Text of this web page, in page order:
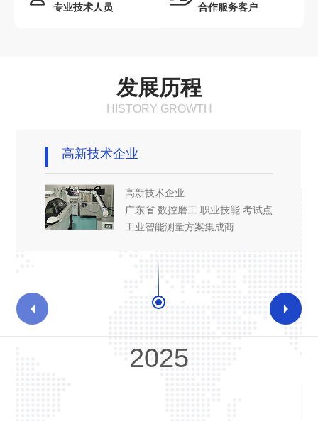
专业技术人员 合作服务客户
发展历程
HISTORY GROWTH
高新技术企业
高新技术企业
广东省 数控磨工 职业技能 考试点
工业智能测量方案集成商
2025